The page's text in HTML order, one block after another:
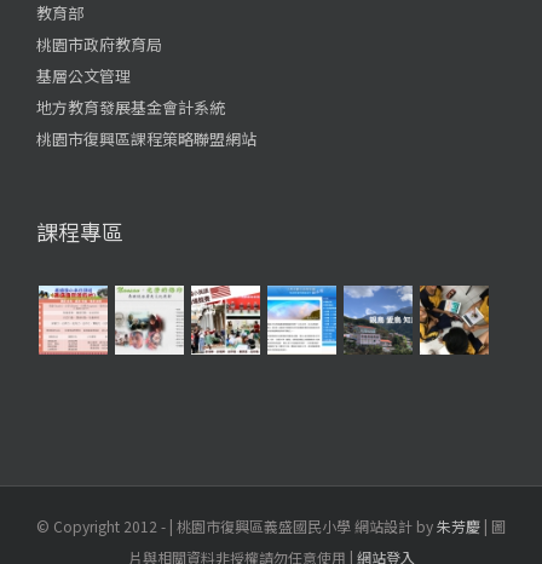
教育部
桃園市政府教育局
基層公文管理
地方教育發展基金會計系統
桃園市復興區課程策略聯盟網站
課程專區
© Copyright 2012 - | 桃園市復興區義盛國民小學 網站設計 by朱芳慶 | 圖
片與相關資料非授權請勿任意使用 | 網站登入